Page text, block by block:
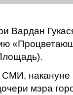
Вардан
накануне
мэра